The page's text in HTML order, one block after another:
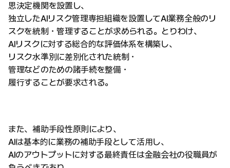
思決定機関を設置し、
独立したAIリスク管理専担組織を設置してAI業務全般のリ
スクを統制・管理することが求められる。とりわけ、
AIリスクに対する総合的な評価体系を構築し、
リスク水準別に差別化された統制・
管理などのための諸手続を整備・
履行することが要求される。
また、補助手段性原則により、
AIは基本的に業務の補助手段として活用し、
AIのアウトプットに対する最終責任は金融会社の役職員が